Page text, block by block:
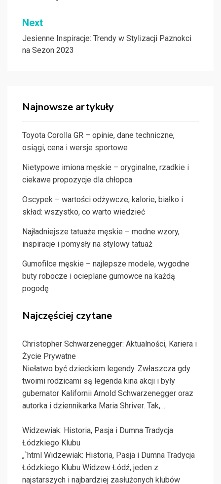
Next
Jesienne Inspiracje: Trendy w Stylizacji Paznokci
na Sezon 2023
Najnowsze artykuły
Toyota Corolla GR – opinie, dane techniczne,
osiągi, cena i wersje sportowe
Nietypowe imiona męskie – oryginalne, rzadkie i
ciekawe propozycje dla chłopca
Oscypek – wartości odżywcze, kalorie, białko i
skład: wszystko, co warto wiedzieć
Najładniejsze tatuaże męskie – modne wzory,
inspiracje i pomysły na stylowy tatuaż
Gumofilce męskie – najlepsze modele, wygodne
buty robocze i ocieplane gumowce na każdą
pogodę
Najczęściej czytane
Christopher Schwarzenegger: Aktualności, Kariera i
Życie Prywatne
Niełatwo być dzieckiem legendy. Zwłaszcza gdy
twoimi rodzicami są legenda kina akcji i były
gubernator Kalifornii Arnold Schwarzenegger oraz
autorka i dziennikarka Maria Shriver. Tak,…
Widzewiak: Historia, Pasja i Dumna Tradycja
Łódzkiego Klubu
„`html Widzewiak: Historia, Pasja i Dumna Tradycja
Łódzkiego Klubu Widzew Łódź, jeden z
najstarszych i najbardziej zasłużonych klubów